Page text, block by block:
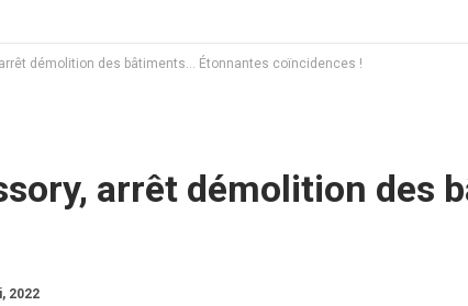
démolition des bâtiments… Étonnantes coïncidences !
arrêt démolition des
2022